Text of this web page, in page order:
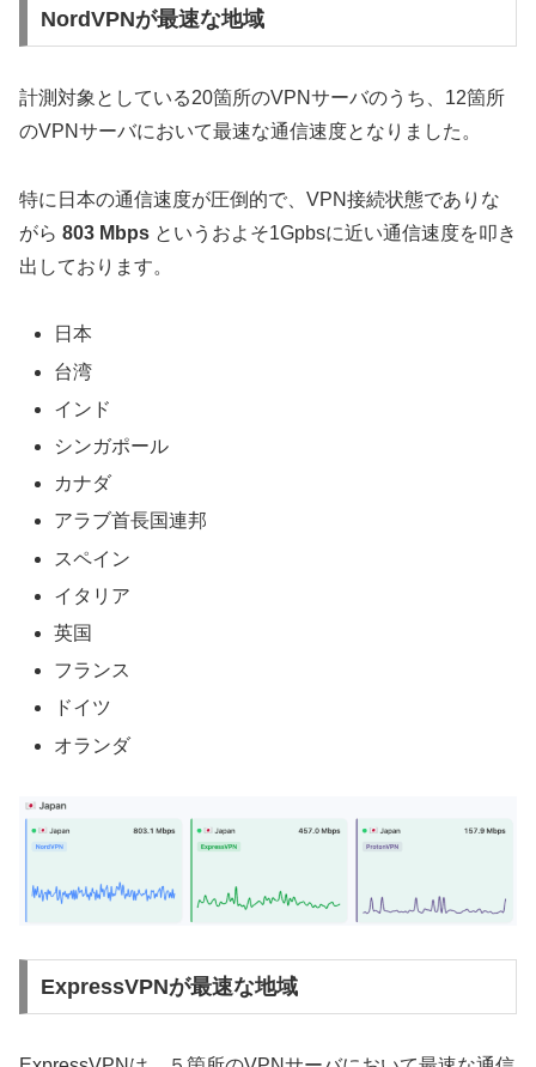
NordVPNが最速な地域
計測対象としている20箇所のVPNサーバのうち、12箇所
のVPNサーバにおいて最速な通信速度となりました。
特に日本の通信速度が圧倒的で、VPN接続状態でありな
がら 803 Mbps というおよそ1Gpbsに近い通信速度を叩き
出しております。
日本
台湾
インド
シンガポール
カナダ
アラブ首長国連邦
スペイン
イタリア
英国
フランス
ドイツ
オランダ
ExpressVPNが最速な地域